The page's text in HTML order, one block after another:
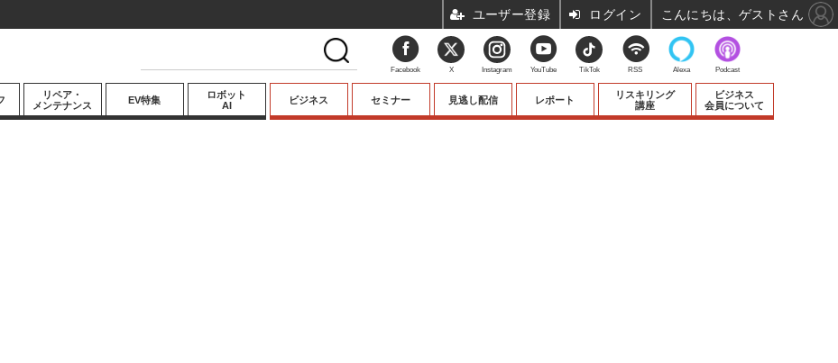
リペア・
メンテナンス
EV特集
ロボット
AI
ビジネス セミナー 見逃し配信 レポート
リスキリング
講座
ビジネス
会員について
Facebook X Instagram YouTube TikTok RSS Alexa Podcast
ユーザー登録 ログイン こんにちは、ゲストさん